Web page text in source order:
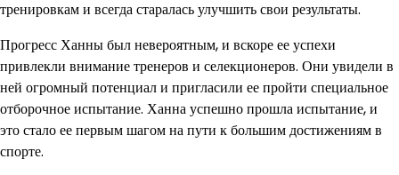
тренировкам и всегда старалась улучшить свои результаты.
Прогресс Ханны был невероятным, и вскоре ее успехи
привлекли внимание тренеров и селекционеров. Они увидели в
ней огромный потенциал и пригласили ее пройти специальное
отборочное испытание. Ханна успешно прошла испытание, и
это стало ее первым шагом на пути к большим достижениям в
спорте.